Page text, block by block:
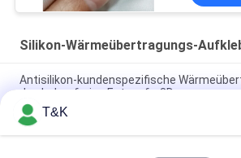
Silikon-Wärmeübertragungs-
Antisilikon-kundenspezifische
des beleg-freies Entwurfs-3D
Glänzender 1.2mm Silikon-
Fabrik-Seidendruck-Flecken
T&K